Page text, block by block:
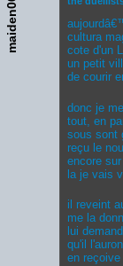
maiden06
cultura
cote d'un
un petit
de courir
donc je
tout, en
sous sont
reçu le
encore
la je vais
il reveint
me la
lui
qu'il
en